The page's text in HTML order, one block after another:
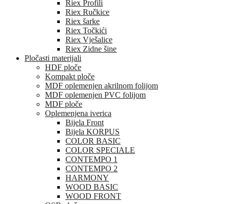
Riex Profili
Riex Ručkice
Riex šarke
Riex Točkići
Riex Vješalice
Riex Zidne šine
Pločasti materijali
HDF ploče
Kompakt ploče
MDF oplemenjen akrilnom folijom
MDF oplemenjen PVC folijom
MDF ploče
Oplemenjena iverica
Bijela Front
Bijela KORPUS
COLOR BASIC
COLOR SPECIALE
CONTEMPO 1
CONTEMPO 2
HARMONY
WOOD BASIC
WOOD FRONT